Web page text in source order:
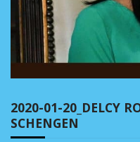
2020-01-20_DELCY
SCHENGEN